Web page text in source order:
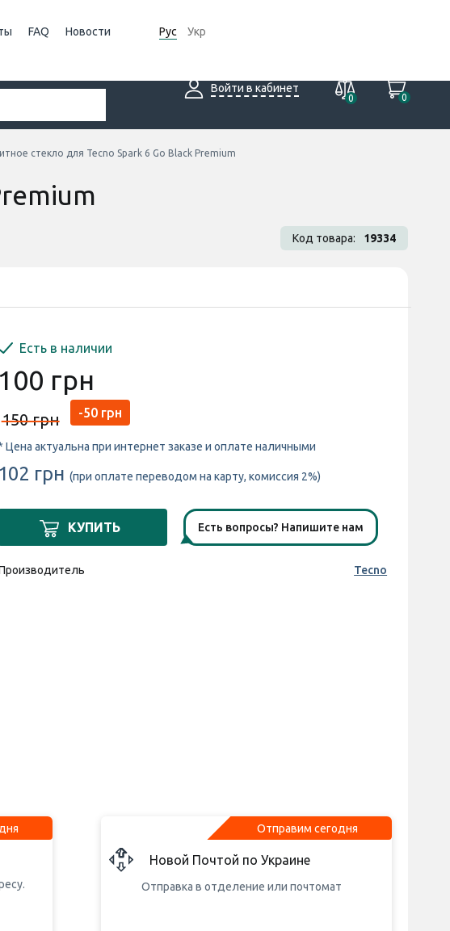
Рус Укр
FAQ Новости
Войти в кабинет
0
0
стекло для Tecno Spark 6 Go Black Premium
Код товара: 19334
Есть в наличии
100 грн
150 грн -50 грн
Цена актуальна при интернет заказе и оплате наличными
102 грн (при оплате переводом на карту, комиссия 2%)
КУПИТЬ Есть вопросы? Напишите нам
Tecno
Отправим сегодня
Новой Почтой по Украине
Отправка в отделение или почтомат